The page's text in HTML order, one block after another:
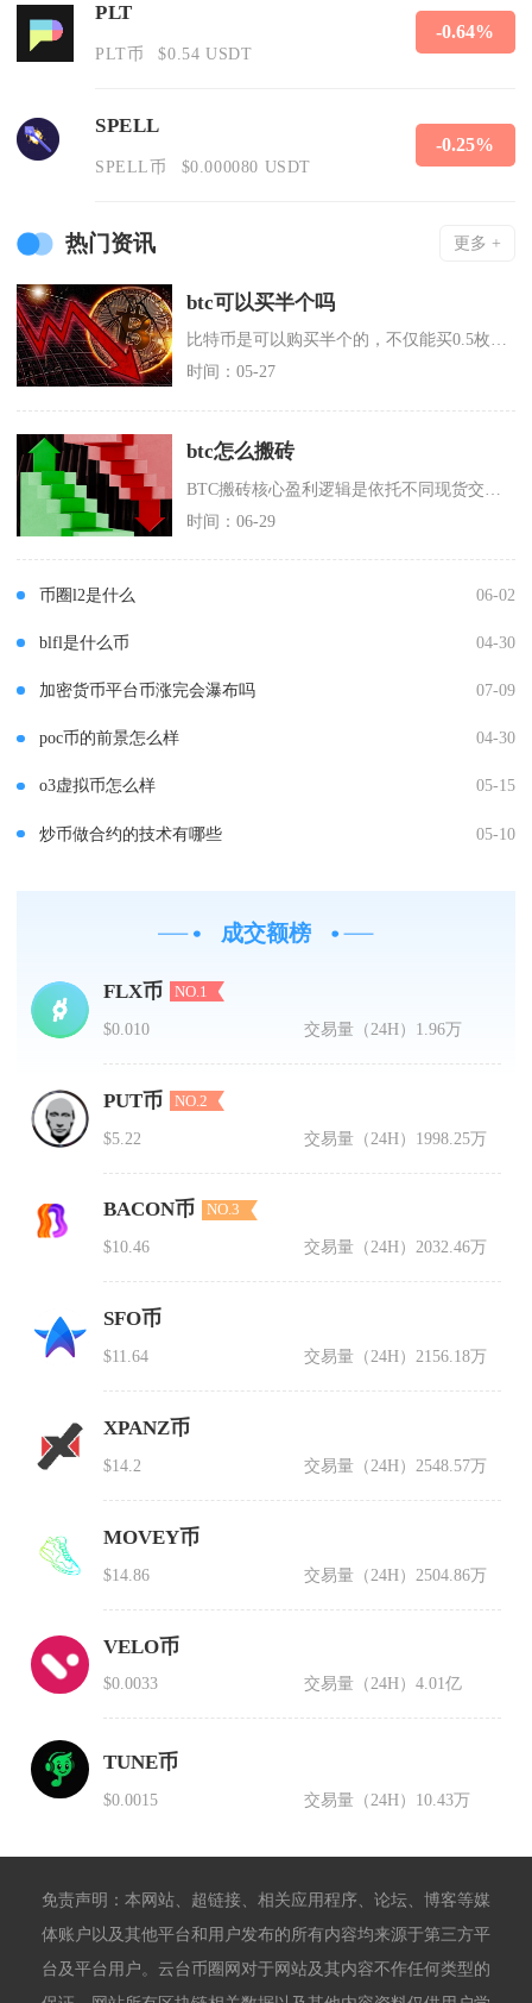
PLT
PLT币 $0.54 USDT
-0.64%
SPELL
SPELL币 $0.000080 USDT
-0.25%
热门资讯 更多 +
btc可以买半个吗
比特币是可以购买半个的，不仅能买0.5枚，还能购买更小的单位，普通投资者无需购入完整一枚B
时间：05-27
btc怎么搬砖
时间：06-29
币圈l2是什么 06-02
blfl是什么币 04-30
加密货币平台币涨完会瀑布吗 07-09
poc币的前景怎么样 04-30
o3虚拟币怎么样 05-15
炒币做合约的技术有哪些 05-10
成交额榜
FLX币 NO.1
$0.010 交易量（24H） 1.96万
PUT币 NO.2
$5.22 交易量（24H） 1998.25万
BACON币 NO.3
$10.46 交易量（24H）2032.46万
SFO币
$11.64 交易量（24H） 2156.18万
XPANZ币
$14.2 交易量（24H） 2548.57万
MOVEY币
$14.86 交易量（24H） 2504.86万
VELO币
$0.0033 交易量（24H）4.01亿
TUNE币
$0.0015 交易量（24H） 10.43万
免责声明：本网站、超链接、相关应用程序、论坛、博客等媒
体账户以及其他平台和用户发布的所有内容均来源于第三方平
台及平台用户。云台币圈网对于网站及其内容不作任何类型的